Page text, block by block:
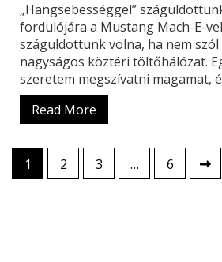
„Hangsebességgel”
fordulójára a Mustang Mach-E-
száguldottunk volna, ha nem
nagyságos köztéri töltőhálózat.
szeretem megszívatni magamat,
Read More
Bejegyzések
lapozása
1 2 3 … 6